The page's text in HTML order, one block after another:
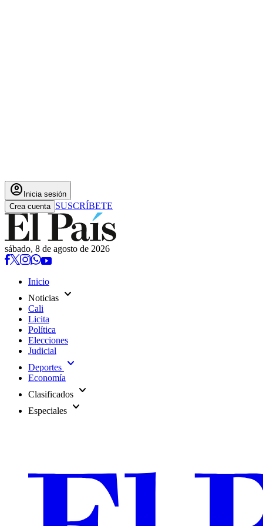
account_circle Inicia sesión
Crea cuenta SUSCRÍBETE
sábado, 8 de agosto de 2026
Inicio
Noticias expand_more
Cali
Licita
Política
Elecciones
Judicial
Deportes expand_more
Economía
Clasificados expand_more
Especiales expand_more